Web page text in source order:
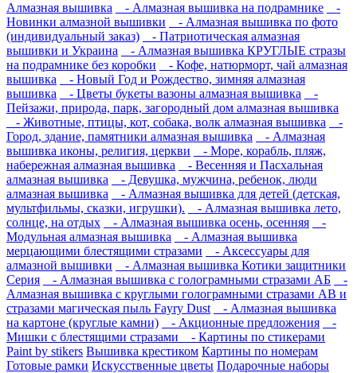
Алмазная вышивка
- Алмазная вышивка на подрамнике
-
Новинки алмазной вышивки
- Алмазная вышивка по фото
(индивидуальный заказ)
- Патриотическая алмазная
вышивки и Украина
- Алмазная вышивка КРУГЛЫЕ стразы
на подрамнике без коробки
- Кофе, натюрморт, чай алмазная
вышивка
- Новый Год и Рождество, зимняя алмазная
вышивка
- Цветы букеты вазоны алмазная вышивка
-
Пейзажи, природа, парк, загородный дом алмазная вышивка
- Животные, птицы, кот, собака, волк алмазная вышивка
-
Город, здание, памятники алмазная вышивка
- Алмазная
вышивка иконы, религия, церкви
- Море, корабль, пляж,
набережная алмазная вышивка
- Весенняя и Пасхальная
алмазная вышивка
- Девушка, мужчина, ребенок, люди
алмазная вышивка
- Алмазная вышивка для детей (детская,
мультфильмы, сказки, игрушки).
- Алмазная вышивка лето,
солнце, на отдых
- Алмазная вышивка осень, осенняя
-
Модульная алмазная вышивка
- Алмазная вышивка
мерцающими блестящими стразами
- Аксессуары для
алмазной вышивки
- Алмазная вышивка Котики защитники
Серия
- Алмазная вышивка с голограмными стразами АБ
-
Алмазная вышивка с круглыми голограмными стразами AB и
стразами магическая пыль Fayry Dust
- Алмазная вышивка
на картоне (круглые камни)
- Акционные предложения
-
Мишки с блестящими стразами
- Картины по стикерами
Paint by stikers Вышивка крестиком Картины по номерам
Готовые рамки Искусственные цветы Подарочные наборы